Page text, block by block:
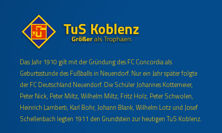
Das Jahr 1910 gilt mit der Gründung des FC Concordia als
Geburtsstunde des Fußballs in Neuendorf. Nur ein Jahr später folgte
der FC Deutschland Neuendorf. Die Schüler Johannes Kottemeier,
Peter Nick, Peter Miltz, Wilhelm Miltz, Fritz Holz, Peter Schwolen,
Heinrich Lamberti, Karl Bohr, Johann Blank, Wilhelm Lotz und Josef
Schellenbach legten 1911 den Grundstein zur heutigen TuS Koblenz.